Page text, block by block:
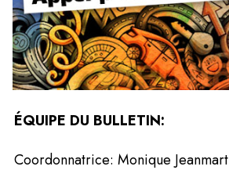
ÉQUIPE DU BULLETIN:
Coordonnatrice: Monique Jeanmart